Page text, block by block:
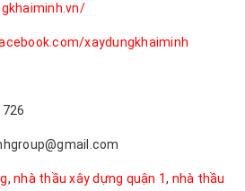
xaydungkhaiminh
, nhà thầu xây dựng quận 1, nhà thầu